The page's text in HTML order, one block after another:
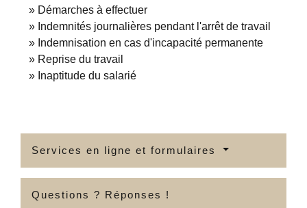
Démarches à effectuer
Indemnités journalières pendant l'arrêt de travail
Indemnisation en cas d'incapacité permanente
Reprise du travail
Inaptitude du salarié
Services en ligne et formulaires
Questions ? Réponses !